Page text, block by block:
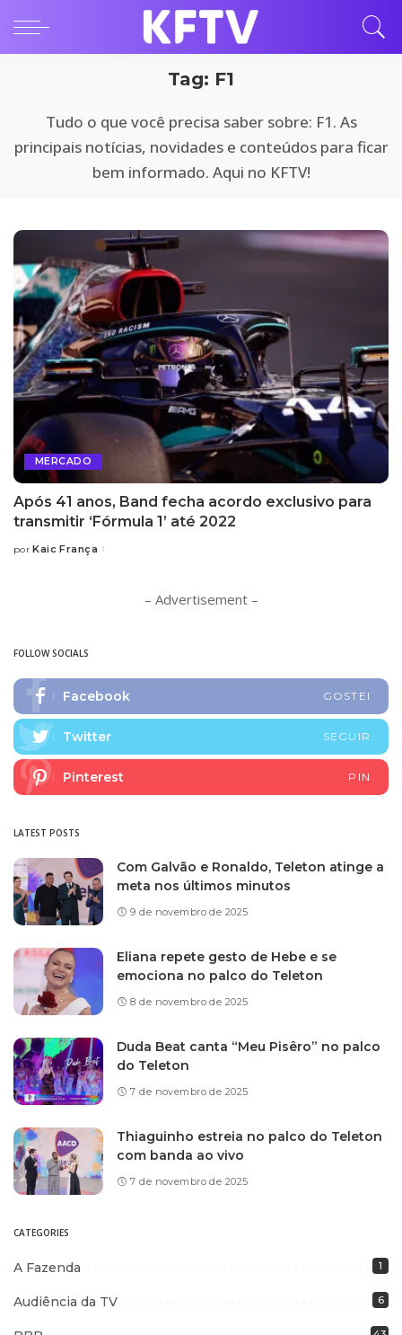
Tag: F1
Tudo o que você precisa saber sobre: F1. As
principais notícias, novidades e conteúdos para ficar
bem informado. Aqui no KFTV!
MERCADO
Após 41 anos, Band fecha acordo exclusivo para
transmitir ‘Fórmula 1’ até 2022
Posted
por Kaic França
– Advertisement –
FOLLOW SOCIALS
Facebook GOSTEI
Twitter SEGUIR
Pinterest PIN
LATEST POSTS
Com Galvão e Ronaldo, Teleton atinge a
meta nos últimos minutos
9 de novembro de 2025
Eliana repete gesto de Hebe e se
emociona no palco do Teleton
8 de novembro de 2025
Duda Beat canta “Meu Pisêro” no palco
do Teleton
7 de novembro de 2025
Thiaguinho estreia no palco do Teleton
com banda ao vivo
7 de novembro de 2025
CATEGORIES
A Fazenda 1
Audiência da TV 6